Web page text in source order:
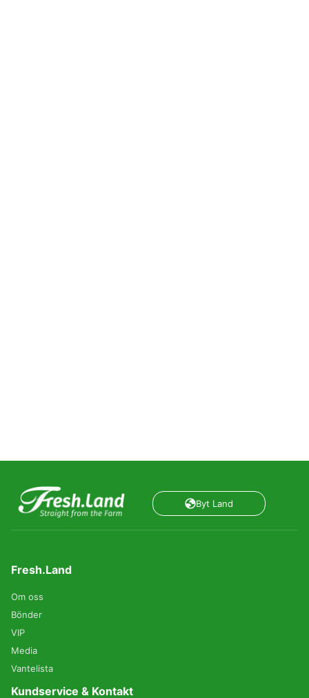
Byt Land
Fresh.Land
Om oss
Bönder
VIP
Media
Vantelista
Kundservice & Kontakt